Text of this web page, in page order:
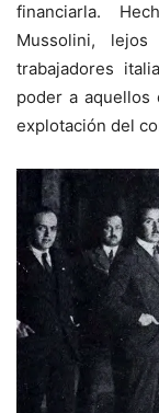
financiarla.
Mussolini,
trabajadores
poder a aquellos
explotación del